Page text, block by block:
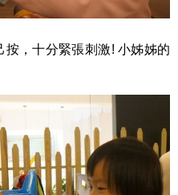
，十分緊張刺激! 小姊姊的